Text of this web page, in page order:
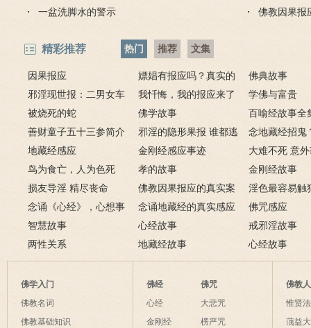
一盆洗脚水的警示
佛教因果报
精彩推荐 热门 推荐 文集
因果报应
嫖娼有报应吗？真实的
嫖娼报应
佛典故事
邪淫现世报：二男女车
上纵欲酿车祸被烧死
我忏悔，我的报应来了
－淫人妻者，妻淫人
学佛与富贵
被烧死的蛇
佛学故事
百喻经故事全
善财童子五十三参简介
邪淫的隐形果报 谁都逃
不掉
念地藏经招鬼
地藏经的请进
地藏经感应 金刚经感应事迹
大难不死 意
致富的特异功
鸟为食亡，人为色死 孝的故事
金刚经故事
损友导淫 精尽丧命
佛教因果报应的真实案
例
淫色最容易触
淫欲心难清静
念诵《心经》，心想事
成
念诵地藏经的真实感应
六则
佛咒感应
智慧故事
心经故事
戒邪淫故事
两性关系
地藏经故事 心经故事
佛学入门
佛教名词
佛教基础知识
佛经
心经
金刚经
佛咒
大悲咒
楞严咒
佛教
惟贤
蕅益